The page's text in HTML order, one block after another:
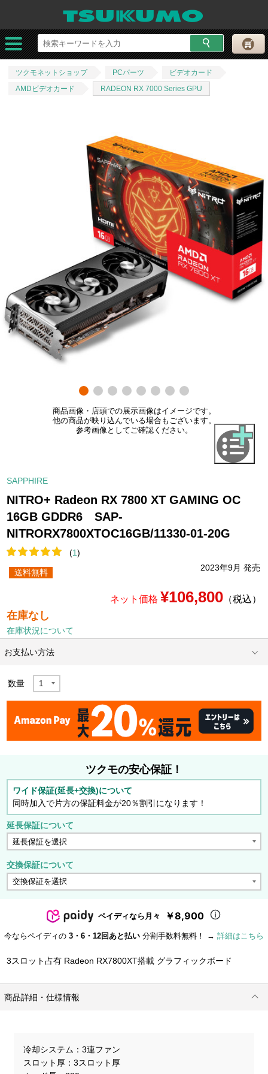
ツクモネットショップ PCパーツ
ビデオカード
AMDビデオカード
RADEON RX 7000 Series GPU
商品画像・店頭での展示画像はイメージです。
他の商品が映り込んでいる場合もございます。
参考画像としてご確認ください。
SAPPHIRE
NITRO+ Radeon RX 7800 XT GAMING OC
16GB GDDR6 SAP-
NITRORX7800XTOC16GB/11330-01-20G
(1)
2023年9月 発売
送料無料
ネット価格 ¥106,800（税込）
在庫なし
在庫状況について
お支払い方法
数量
ツクモの安心保証！
ワイド保証(延長+交換)について
同時加入で片方の保証料金が20％割引になります！
延長保証について
交換保証について
ペイディなら月々 ￥8,900
今ならペイディの 3・6・12回あと払い 分割手数料無料！ → 詳細はこちら
3スロット占有 Radeon RX7800XT搭載 グラフィックボード
商品詳細・仕様情報
冷却システム
3連ファン
スロット厚
3スロット厚